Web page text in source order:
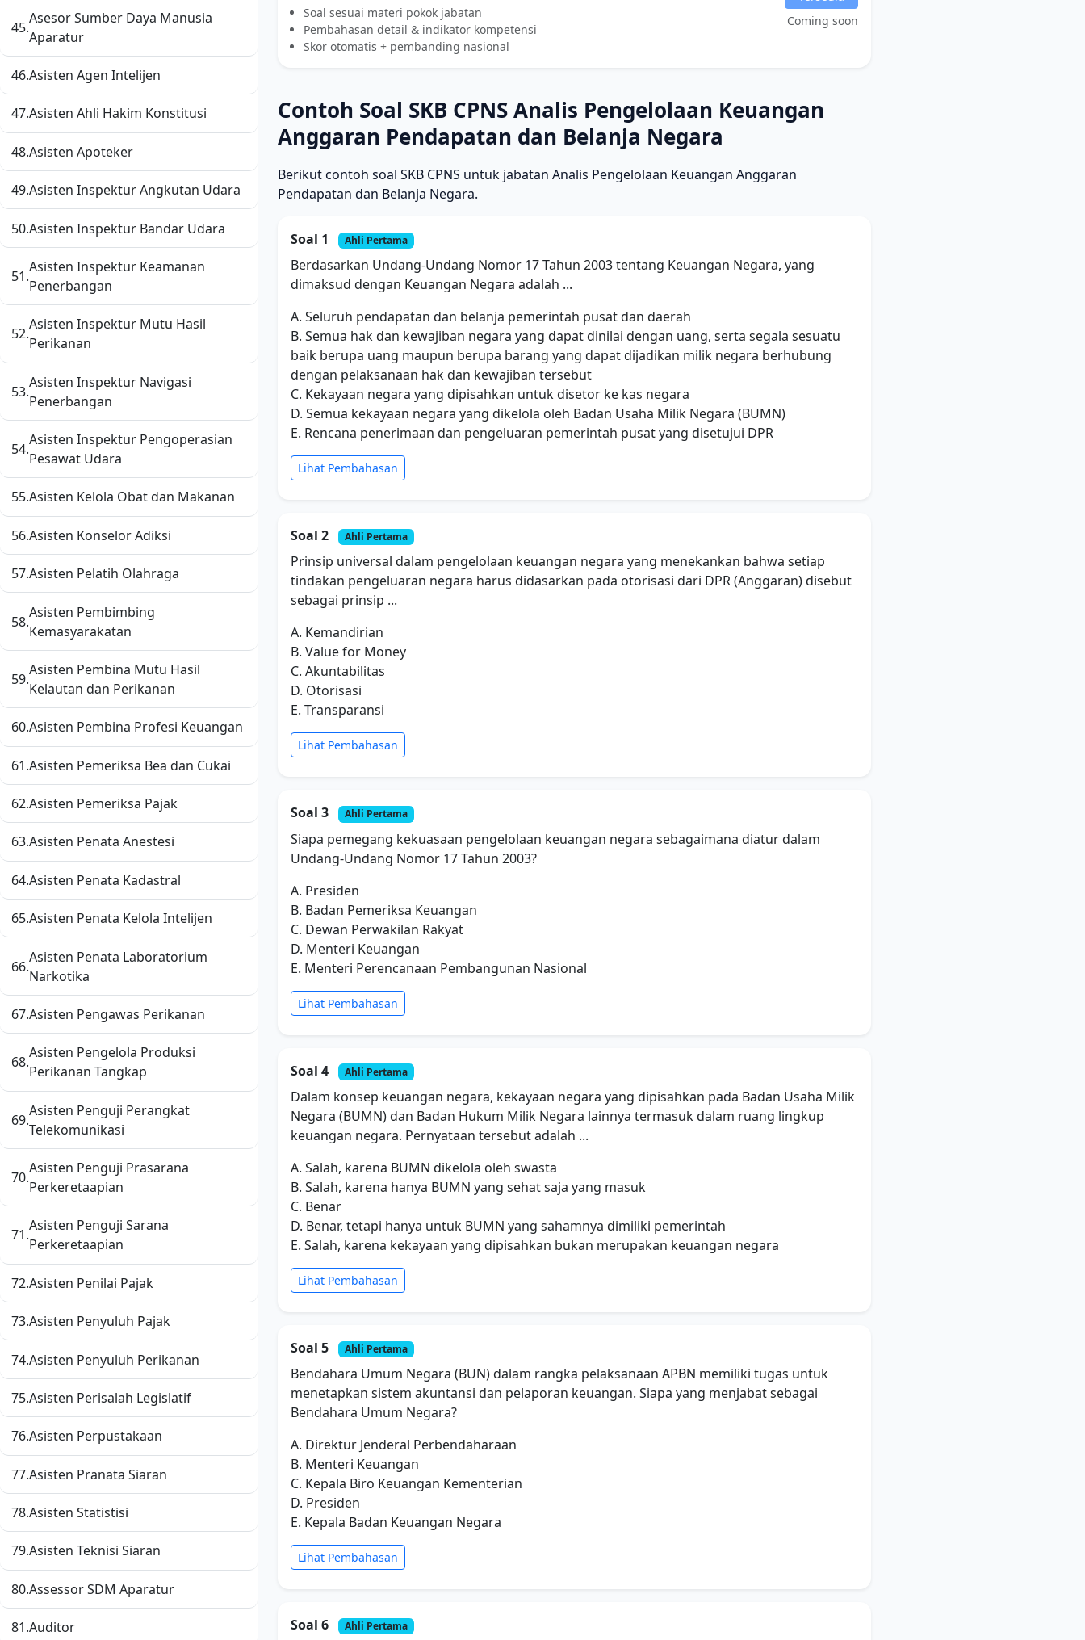
45.
Asesor Sumber Daya Manusia
Aparatur
46.Asisten Agen Intelijen
47.Asisten Ahli Hakim Konstitusi
48.Asisten Apoteker
49.Asisten Inspektur Angkutan Udara
50.Asisten Inspektur Bandar Udara
51.
Asisten Inspektur Keamanan
Penerbangan
52.
Asisten Inspektur Mutu Hasil
Perikanan
53.
Asisten Inspektur Navigasi
Penerbangan
54.
Asisten Inspektur Pengoperasian
Pesawat Udara
55.Asisten Kelola Obat dan Makanan
56.Asisten Konselor Adiksi
57.Asisten Pelatih Olahraga
58.
Asisten Pembimbing
Kemasyarakatan
59.
Asisten Pembina Mutu Hasil
Kelautan dan Perikanan
60.Asisten Pembina Profesi Keuangan
61.Asisten Pemeriksa Bea dan Cukai
62.Asisten Pemeriksa Pajak
63.Asisten Penata Anestesi
64.Asisten Penata Kadastral
65.Asisten Penata Kelola Intelijen
66.
Asisten Penata Laboratorium
Narkotika
67.Asisten Pengawas Perikanan
68.
Asisten Pengelola Produksi
Perikanan Tangkap
69.
Asisten Penguji Perangkat
Telekomunikasi
70.
Asisten Penguji Prasarana
Perkeretaapian
71.
Asisten Penguji Sarana
Perkeretaapian
72.Asisten Penilai Pajak
73.Asisten Penyuluh Pajak
74.Asisten Penyuluh Perikanan
75.Asisten Perisalah Legislatif
76.Asisten Perpustakaan
77.Asisten Pranata Siaran
78.Asisten Statistisi
79.Asisten Teknisi Siaran
80.Assessor SDM Aparatur
81.Auditor
Soal sesuai materi pokok jabatan
Pembahasan detail & indikator kompetensi
Skor otomatis + pembanding nasional
Coming soon
Contoh Soal SKB CPNS Analis Pengelolaan Keuangan
Anggaran Pendapatan dan Belanja Negara
Berikut contoh soal SKB CPNS untuk jabatan Analis Pengelolaan Keuangan Anggaran
Pendapatan dan Belanja Negara.
Soal 1 Ahli Pertama
Berdasarkan Undang-Undang Nomor 17 Tahun 2003 tentang Keuangan Negara, yang
dimaksud dengan Keuangan Negara adalah ...
A. Seluruh pendapatan dan belanja pemerintah pusat dan daerah
B. Semua hak dan kewajiban negara yang dapat dinilai dengan uang, serta segala sesuatu
baik berupa uang maupun berupa barang yang dapat dijadikan milik negara berhubung
dengan pelaksanaan hak dan kewajiban tersebut
C. Kekayaan negara yang dipisahkan untuk disetor ke kas negara
D. Semua kekayaan negara yang dikelola oleh Badan Usaha Milik Negara (BUMN)
E. Rencana penerimaan dan pengeluaran pemerintah pusat yang disetujui DPR
Lihat Pembahasan
Soal 2 Ahli Pertama
Prinsip universal dalam pengelolaan keuangan negara yang menekankan bahwa setiap
tindakan pengeluaran negara harus didasarkan pada otorisasi dari DPR (Anggaran) disebut
sebagai prinsip ...
A. Kemandirian
B. Value for Money
C. Akuntabilitas
D. Otorisasi
E. Transparansi
Lihat Pembahasan
Soal 3 Ahli Pertama
Siapa pemegang kekuasaan pengelolaan keuangan negara sebagaimana diatur dalam
Undang-Undang Nomor 17 Tahun 2003?
A. Presiden
B. Badan Pemeriksa Keuangan
C. Dewan Perwakilan Rakyat
D. Menteri Keuangan
E. Menteri Perencanaan Pembangunan Nasional
Lihat Pembahasan
Soal 4 Ahli Pertama
Dalam konsep keuangan negara, kekayaan negara yang dipisahkan pada Badan Usaha Milik
Negara (BUMN) dan Badan Hukum Milik Negara lainnya termasuk dalam ruang lingkup
keuangan negara. Pernyataan tersebut adalah ...
A. Salah, karena BUMN dikelola oleh swasta
B. Salah, karena hanya BUMN yang sehat saja yang masuk
C. Benar
D. Benar, tetapi hanya untuk BUMN yang sahamnya dimiliki pemerintah
E. Salah, karena kekayaan yang dipisahkan bukan merupakan keuangan negara
Lihat Pembahasan
Soal 5 Ahli Pertama
Bendahara Umum Negara (BUN) dalam rangka pelaksanaan APBN memiliki tugas untuk
menetapkan sistem akuntansi dan pelaporan keuangan. Siapa yang menjabat sebagai
Bendahara Umum Negara?
A. Direktur Jenderal Perbendaharaan
B. Menteri Keuangan
C. Kepala Biro Keuangan Kementerian
D. Presiden
E. Kepala Badan Keuangan Negara
Lihat Pembahasan
Soal 6 Ahli Pertama